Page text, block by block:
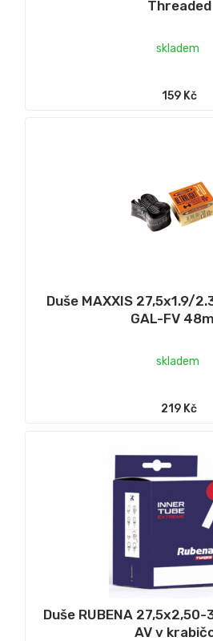
Threaded
skladem
159 Kč
Duše MAXXIS 27,5x1.9/
GAL-FV
skladem
219 Kč
Duše RUBENA
AV v